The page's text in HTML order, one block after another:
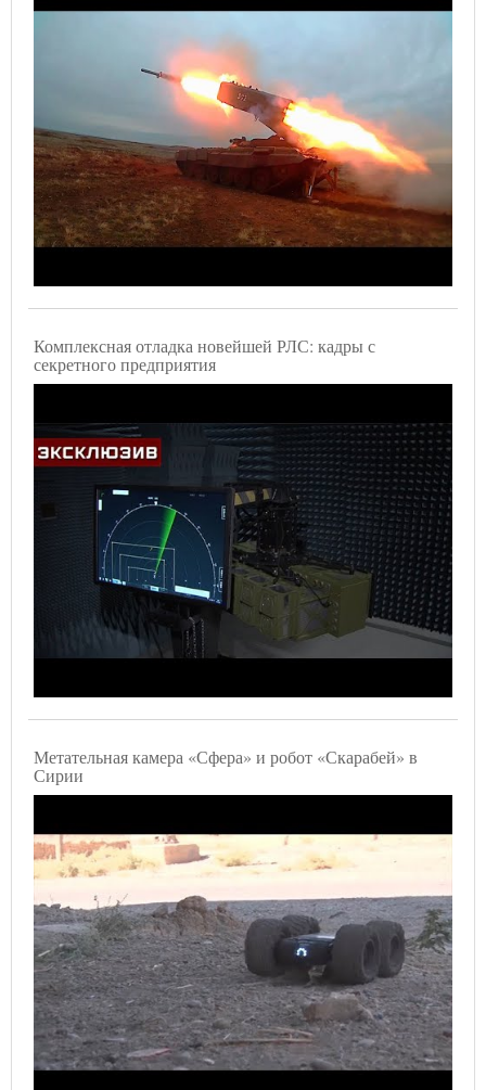
Комплексная отладка новейшей РЛС: кадры с
секретного предприятия
Метательная камера «Сфера» и робот «Скарабей» в
Сирии